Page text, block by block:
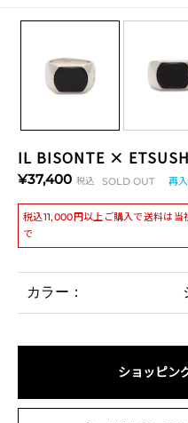
IL BISONTE ×
¥37,400 税込 SOLD OUT 再
税込11,000円以上ご購入で送料は
で
カラー：
ショッピン